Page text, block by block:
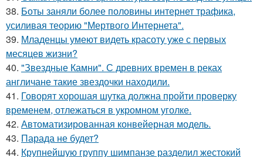
38. Боты заняли более половины интернет трафика,
усиливая теорию "Мертвого Интернета".
39. Младенцы умеют видеть красоту уже с первых
месяцев жизни?
40. "Звездные Камни". С древних времен в реках
англичане такие звездочки находили.
41. Говорят хорошая шутка должна пройти проверку
временем, отлежаться в укромном уголке.
42. Автоматизированная конвейерная модель.
43. Парада не будет?
44. Крупнейшую группу шимпанзе разделил жестокий